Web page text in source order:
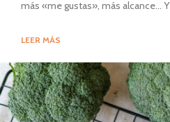
más «me gustas», más alcance… Y
LEER MÁS